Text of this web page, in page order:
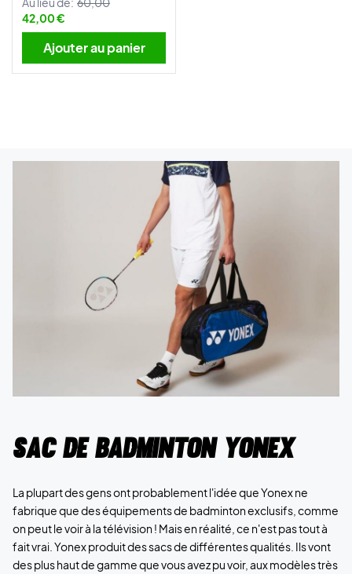
42,00 €
Ajouter au panier
Sac de badminton Yonex
La plupart des gens ont probablement l'idée que Yonex ne
fabrique que des équipements de badminton exclusifs, comme
on peut le voir à la télévision ! Mais en réalité, ce n'est pas tout à
fait vrai. Yonex produit des sacs de différentes qualités. Ils vont
des plus haut de gamme que vous avez pu voir, aux modèles très